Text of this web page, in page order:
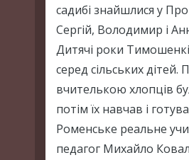
садибі знайшлися у
Сергій, Володимир і
Дитячі роки
серед сільських
вчителькою хлопців
потім їх навчав і
Роменське реальне
педагог Михайло